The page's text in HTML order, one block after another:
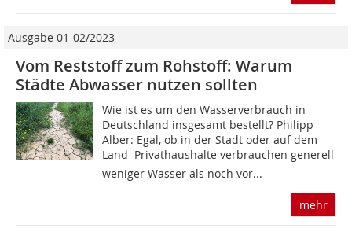
Ausgabe 01-02/2023
Vom Reststoff zum Rohstoff: Warum
Städte Abwasser nutzen sollten
Wie ist es um den Wasserverbrauch in
Deutschland insgesamt bestellt? Philipp
Alber: Egal, ob in der Stadt oder auf dem
Land  Privathaushalte verbrauchen generell
weniger Wasser als noch vor...
mehr